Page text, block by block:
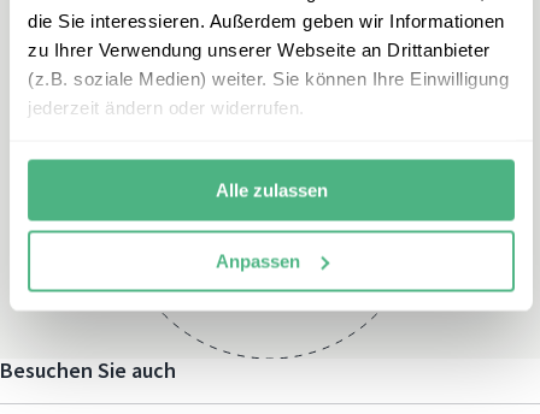
die Sie interessieren. Außerdem geben wir Informationen
zu Ihrer Verwendung unserer Webseite an Drittanbieter
(z.B. soziale Medien) weiter. Sie können Ihre Einwilligung
jederzeit ändern oder widerrufen.
Alle zulassen
Anpassen
Montag – Freitag:
und nach individueller
Terminvereinbarung
Besuchen Sie auch